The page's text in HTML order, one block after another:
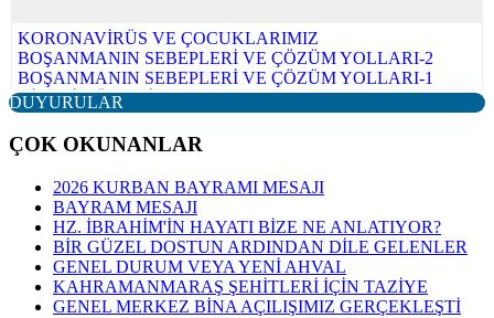
Tüm yazıları...
KORONAVİRÜS VE ÇOCUKLARIMIZ
BOŞANMANIN SEBEPLERİ VE ÇÖZÜM YOLLARI-2
BOŞANMANIN SEBEPLERİ VE ÇÖZÜM YOLLARI-1
AİLENİN ÖNEMİ
ÇOCUK GELİŞİMİNDE MÜSLÜMAN AİLE MODELİ
MÜSLÜMANIN TATİL ANLAYIŞI
ÇAĞDAŞ EĞİTİM ANLAYIŞLARININ HADİSLERDEN
ÇIKARACAĞI YÖNTEMLER
ÖLEN HALEP DEĞİL İNSANLIĞIMIZ
GENÇLERE 100 TAVSİYE
EĞİTİMİN ANA TEMASI "SALİH İNSAN YETİŞTİRMEK"
Tüm yazıları...
DUYURULAR
ÇOK OKUNANLAR
2026 KURBAN BAYRAMI MESAJI
BAYRAM MESAJI
HZ. İBRAHİM'İN HAYATI BİZE NE ANLATIYOR?
BİR GÜZEL DOSTUN ARDINDAN DİLE GELENLER
GENEL DURUM VEYA YENİ AHVAL
KAHRAMANMARAŞ ŞEHİTLERİ İÇİN TAZİYE
GENEL MERKEZ BİNA AÇILIŞIMIZ GERÇEKLEŞTİ